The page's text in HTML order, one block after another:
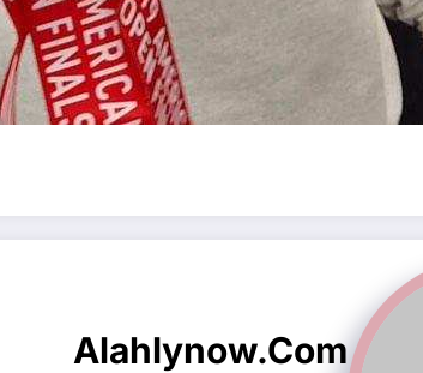
Alahlynow.com